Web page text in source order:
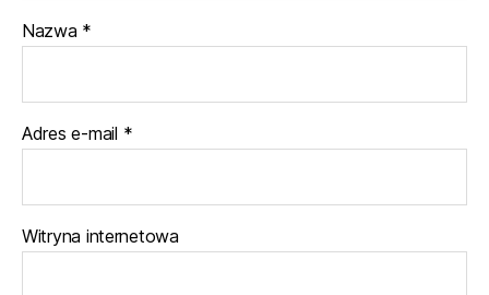
Nazwa *
Adres e-mail *
Witryna internetowa